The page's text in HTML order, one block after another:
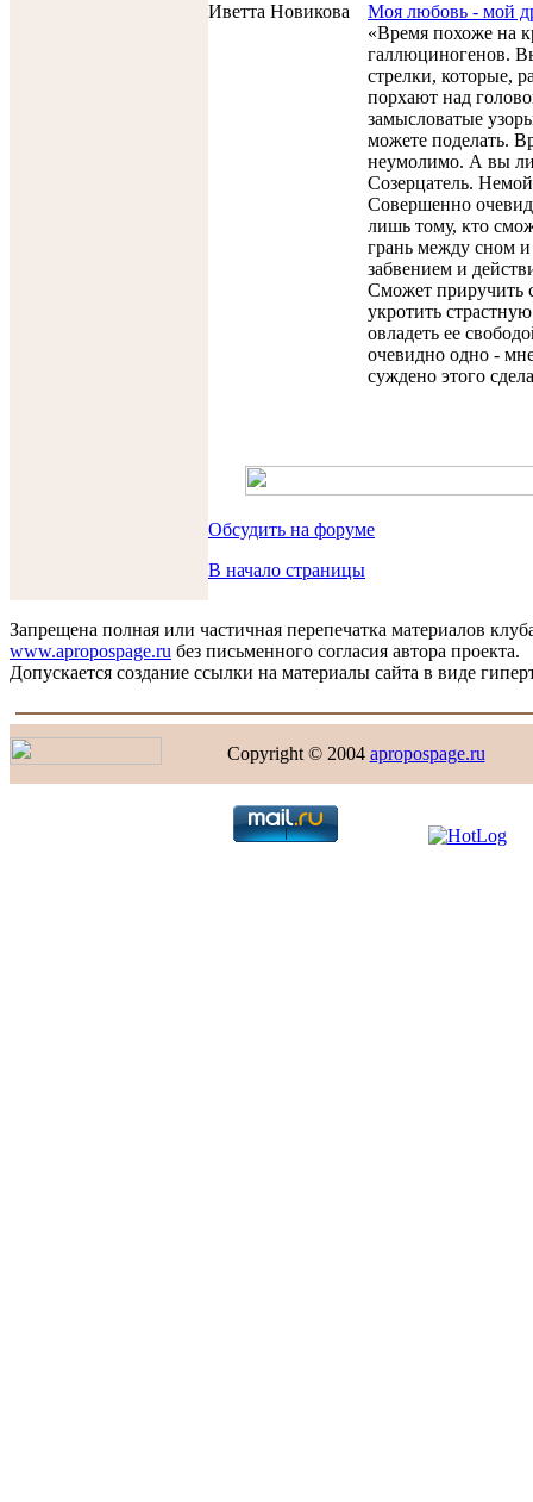
Иветта Новикова
Моя любовь - мой
«Время похоже на
галлюциногенов.
стрелки, которые,
порхают над
замысловатые
можете поделать.
неумолимо. А вы
Созерцатель.
Совершенно
лишь тому, кто
грань между сном
забвением и
Сможет приручить
укротить
овладеть ее
очевидно одно -
суждено этого
Обсудить на форуме
В начало страницы
Запрещена полная или частичная перепечатка материалов
www.apropospage.ru без письменного согласия автора проекта.
Допускается создание ссылки на материалы сайта в виде
Copyright © 2004 apropospage.ru